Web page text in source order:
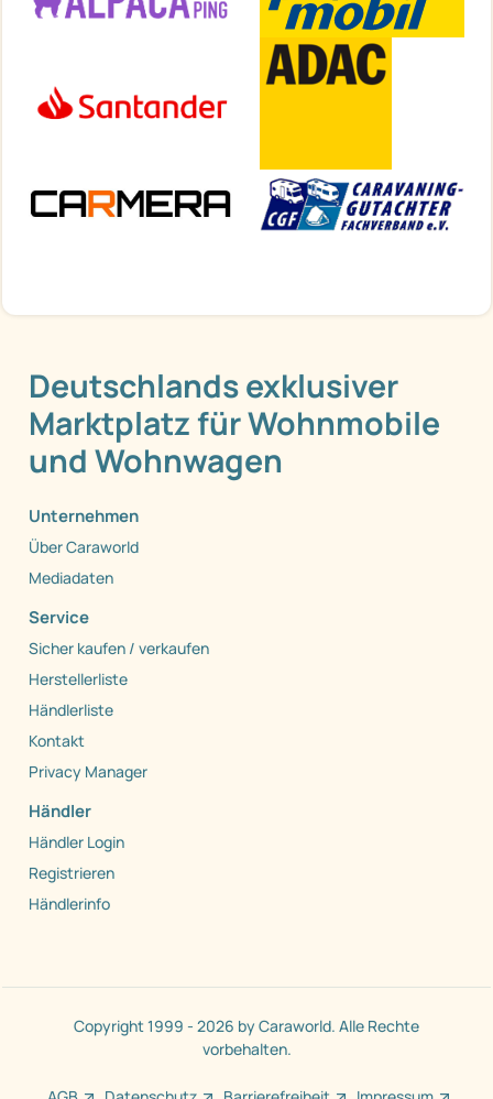
Deutschlands exklusiver
Marktplatz für Wohnmobile
und Wohnwagen
Unternehmen
Über Caraworld
Mediadaten
Service
Sicher kaufen / verkaufen
Herstellerliste
Händlerliste
Kontakt
Privacy Manager
Händler
Händler Login
Registrieren
Händlerinfo
Copyright 1999 - 2026 by Caraworld. Alle Rechte
vorbehalten.